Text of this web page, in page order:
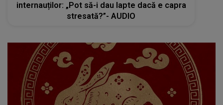
internauților: „Pot să-i dau lapte dacă e capra
stresată?”- AUDIO